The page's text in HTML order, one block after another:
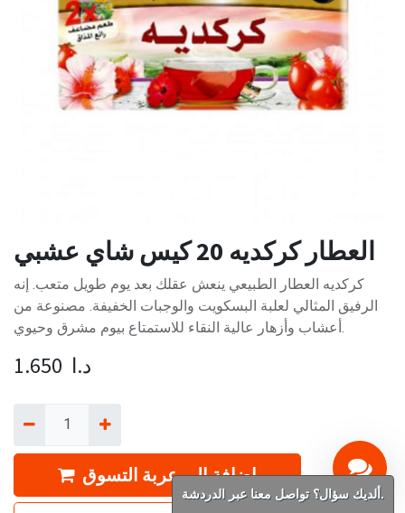
العطار كركديه 20 كيس شاي عشبي
كركديه العطار الطبيعي ينعش عقلك بعد يوم طويل متعب. إنه
الرفيق المثالي لعلبة البسكويت والوجبات الخفيفة. مصنوعة من
أعشاب وأزهار عالية النقاء للاستمتاع بيوم مشرق وحيوي.
1.650 د.ا
إضافة إلى عربة التسوق
ألديك سؤال؟ تواصل معنا عبر الدردشة.